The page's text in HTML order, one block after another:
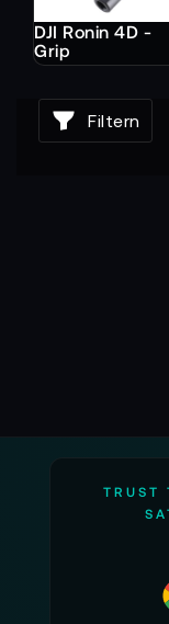
DJI Ronin 4D -
Grip
Filtern
TRUST